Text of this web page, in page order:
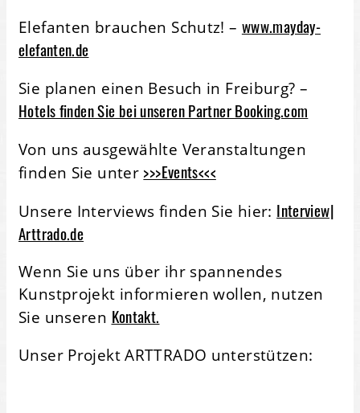
Elefanten brauchen Schutz! – www.mayday-
elefanten.de
Sie planen einen Besuch in Freiburg? –
Hotels finden Sie bei unseren Partner Booking.com
Von uns ausgewählte Veranstaltungen
finden Sie unter >>>Events<<<
Unsere Interviews finden Sie hier: Interview|
Arttrado.de
Wenn Sie uns über ihr spannendes
Kunstprojekt informieren wollen, nutzen
Sie unseren Kontakt.
Unser Projekt ARTTRADO unterstützen: